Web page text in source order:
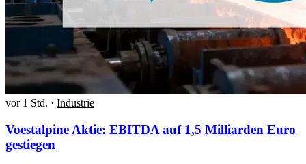
vor 1 Std. · Industrie
Voestalpine Aktie: EBITDA auf 1,5 Milliarden Euro
gestiegen